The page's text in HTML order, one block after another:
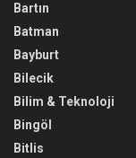
Bartın
Batman
Bayburt
Bilecik
Bilim & Teknoloji
Bingöl
Bitlis